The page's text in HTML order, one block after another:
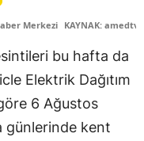
Merkezi KAYNAK:
bu hafta da
Elektrik Dağıtım
6 Ağustos
günlerinde kent